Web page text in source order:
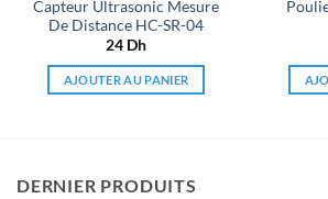
Capteur Ultrasonic Mesure
De Distance HC-SR-04
24 Dh
AJOUTER AU PANIER
DERNIER PRODUITS